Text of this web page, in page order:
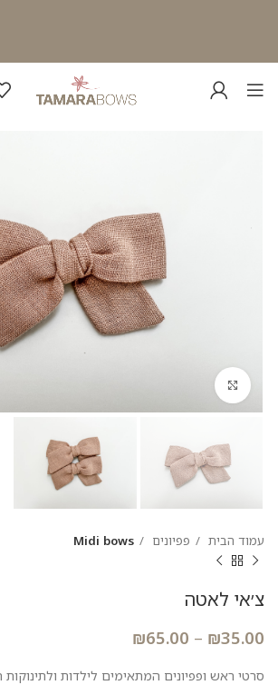
עמוד הבית פפיונים Midi bows
צ׳אי לאטה
₪35.00
–
₪65.00
סרטי ראש ופפיונים המתאימים לילדות ולתינוקות